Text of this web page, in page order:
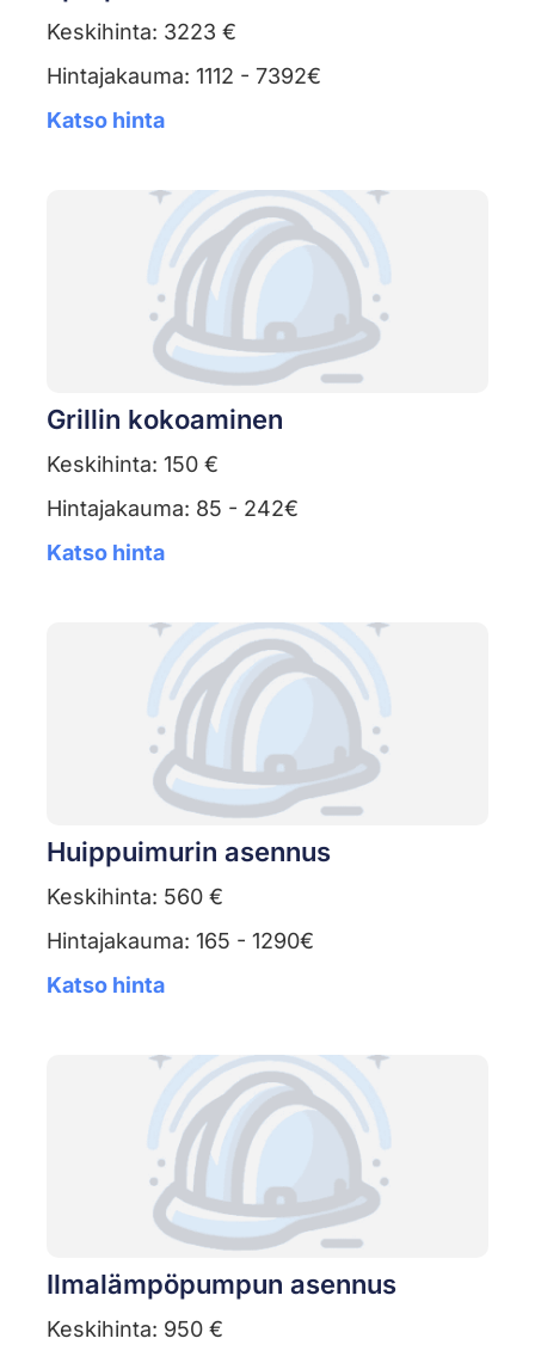
Keskihinta: 3223 €
Hintajakauma: 1112 - 7392€
Katso hinta
Grillin kokoaminen
Keskihinta: 150 €
Hintajakauma: 85 - 242€
Katso hinta
Huippuimurin asennus
Keskihinta: 560 €
Hintajakauma: 165 - 1290€
Katso hinta
Ilmalämpöpumpun asennus
Keskihinta: 950 €